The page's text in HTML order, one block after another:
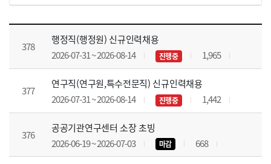
채용공고 목록 - 번호, 채용공고, 채용기간, 접수상태, 조회수 제공
378
행정직(행정원) 신규인력채용
2026-07-31 ~ 2026-08-14
진행중 1,965
377
연구직(연구원,특수전문직) 신규인력채용
2026-07-31 ~ 2026-08-14
진행중 1,442
376
공공기관연구센터 소장 초빙
2026-06-19 ~ 2026-07-03
마감 668